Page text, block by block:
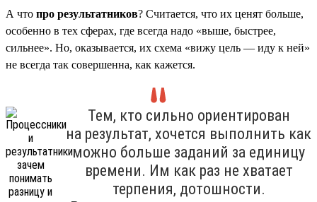
А что про результатников? Считается, что их ценят больше,
особенно в тех сферах, где всегда надо «выше, быстрее,
сильнее». Но, оказывается, их схема «вижу цель — иду к ней»
не всегда так совершенна, как кажется.
Тем, кто сильно ориентирован
на результат, хочется выполнить как
можно больше заданий за единицу
времени. Им как раз не хватает
терпения, дотошности.